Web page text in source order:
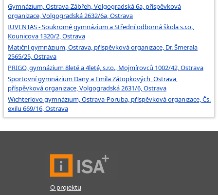
Gymnázium, Ostrava-Zábřeh, Volgogradská 6a, příspěvková
organizace, Volgogradská 2632/6a, Ostrava
IUVENTAS - Soukromé gymnázium a Střední odborná škola s.r.o.,
Kounicova 1320/2, Ostrava
Matiční gymnázium, Ostrava, příspěvková organizace, Dr. Šmerala
2565/25, Ostrava
PRIGO, gymnázium 8leté a 4leté, s.r.o., Mojmírovců 1002/42, Ostrava
Sportovní gymnázium Dany a Emila Zátopkových, Ostrava,
příspěvková organizace, Volgogradská 2631/6, Ostrava
Wichterlovo gymnázium, Ostrava-Poruba, příspěvková organizace, Čs.
exilu 669/16, Ostrava
O projektu